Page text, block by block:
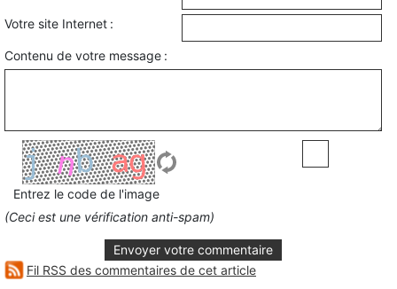
Votre site Internet :
Contenu de votre message :
Entrez le code de l'image
(Ceci est une vérification anti-spam)
Envoyer votre commentaire
Fil RSS des commentaires de cet article